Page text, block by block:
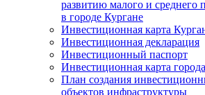
развитию малого и среднего
в городе Кургане
Инвестиционная карта
Инвестиционная декларация
Инвестиционный паспорт
Инвестиционная карта
План создания
объектов инфраструктуры